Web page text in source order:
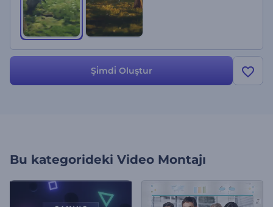
Şi̇mdi̇ Oluştur
Bu kategorideki Video Montajı